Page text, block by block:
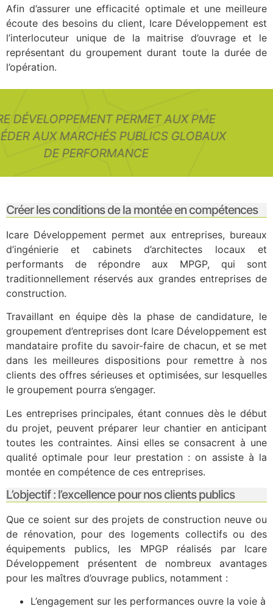
Afin d’assurer une efficacité optimale et une meilleure
écoute des besoins du client, Icare Développement est
l’interlocuteur unique de la maitrise d’ouvrage et le
représentant du groupement durant toute la durée de
l’opération.
ICARE DÉVELOPPEMENT PERMET AUX PME
AUX MARCHÉS PUBLICS GLOBAUX
DE PERFORMANCE
Créer les conditions de la montée en compétences
Icare Développement permet aux entreprises, bureaux
d’ingénierie et cabinets d’architectes locaux et
performants de répondre aux MPGP, qui sont
traditionnellement réservés aux grandes entreprises de
construction.
Travaillant en équipe dès la phase de candidature, le
groupement d’entreprises dont Icare Développement est
mandataire profite du savoir-faire de chacun, et se met
dans les meilleures dispositions pour remettre à nos
clients des offres sérieuses et optimisées, sur lesquelles
le groupement pourra s’engager.
Les entreprises principales, étant connues dès le début
du projet, peuvent préparer leur chantier en anticipant
toutes les contraintes. Ainsi elles se consacrent à une
qualité optimale pour leur prestation : on assiste à la
montée en compétence de ces entreprises.
L’objectif : l’excellence pour nos clients publics
Que ce soient sur des projets de construction neuve ou
de rénovation, pour des logements collectifs ou des
équipements publics, les MPGP réalisés par Icare
Développement présentent de nombreux avantages
pour les maîtres d’ouvrage publics, notamment :
L’engagement sur les performances ouvre la voie à